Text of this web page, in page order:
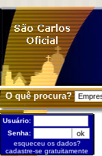
O quê procura?
Usuário:
Senha:
esqueceu os dados?
cadastre-se gratuitamente